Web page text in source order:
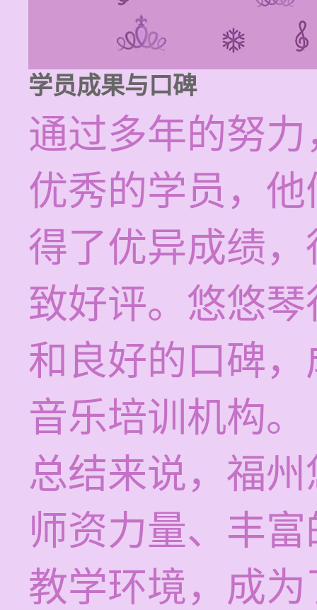
学员成果与口碑
通过多年的努
优秀的学员，
得了优异成绩
致好评。悠悠
和良好的口碑
音乐培训机构。
总结来说，福
师资力量、丰
教学环境，成